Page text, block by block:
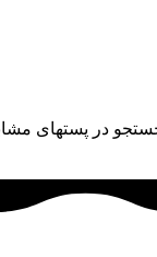
در پستهای